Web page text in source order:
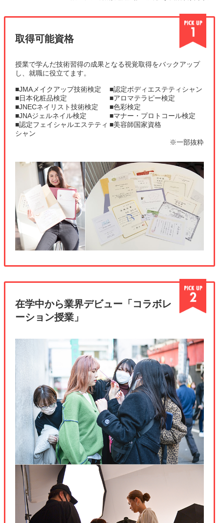
取得可能資格
授業で学んだ技術習得の成果となる視覚取得をバックアップ
し、就職に役立てます。
■JMAメイクアップ技術検定
■日本化粧品検定
■JNECネイリスト技術検定
■JNAジェルネイル検定
■認定フェイシャルエステティ
シャン
■認定ボディエステティシャン
■アロマテラピー検定
■色彩検定
■マナー・プロトコール検定
■美容師国家資格
※一部抜粋
在学中から業界デビュー「コラボレ
ーション授業」